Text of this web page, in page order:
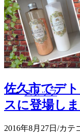
肌カウンセリ
スタッフ
佐久市でデ
スに登場し
2016年8月27日 /カテ